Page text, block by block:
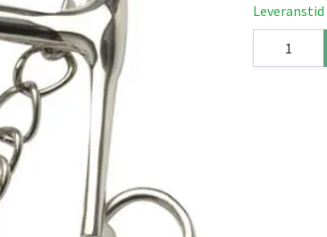
Leveranstid